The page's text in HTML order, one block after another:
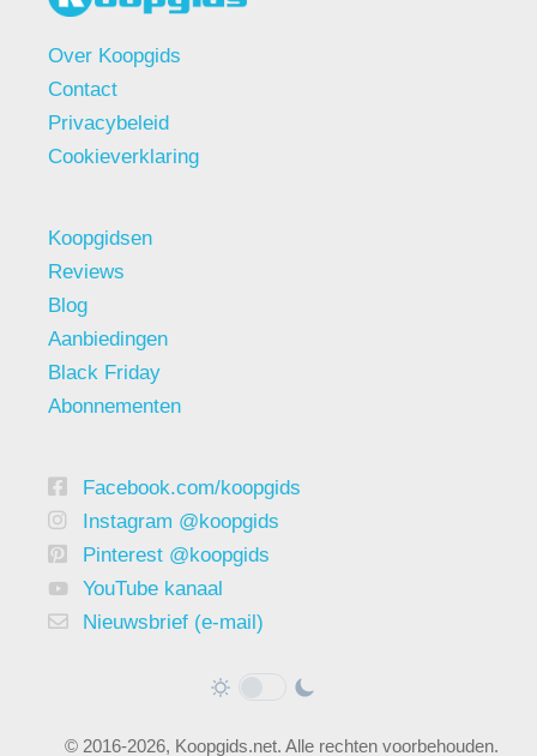
Over Koopgids
Contact
Privacybeleid
Cookieverklaring
Koopgidsen
Reviews
Blog
Aanbiedingen
Black Friday
Abonnementen
Facebook.com/koopgids
Instagram @koopgids
Pinterest @koopgids
YouTube kanaal
Nieuwsbrief (e-mail)
© 2016-2026, Koopgids.net. Alle rechten voorbehouden.